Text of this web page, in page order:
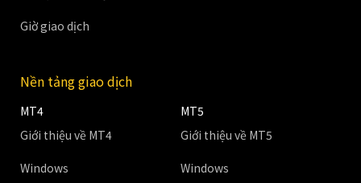
Giờ giao dịch
Nền tảng giao dịch
MT4
Giới thiệu về MT4
Windows
MT5
Giới thiệu về MT5
Windows